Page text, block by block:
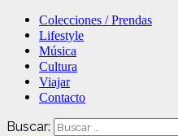
Colecciones / Prendas
Lifestyle
Música
Cultura
Viajar
Contacto
Buscar: